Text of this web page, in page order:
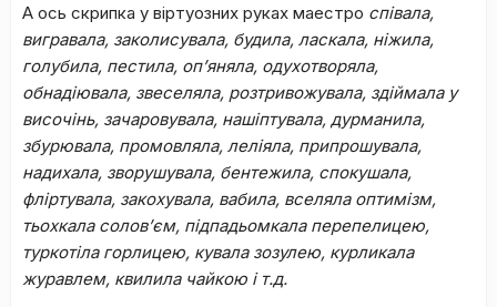
А ось скрипка у віртуозних руках маестро співала,
вигравала, заколисувала, будила, ласкала, ніжила,
голубила, пестила, оп’яняла, одухотворяла,
обнадіювала, звеселяла, розтривожувала, здіймала у
височінь, зачаровувала, нашіптувала, дурманила,
збурювала, промовляла, леліяла, припрошувала,
надихала, зворушувала, бентежила, спокушала,
фліртувала, закохувала, вабила, вселяла оптимізм,
тьохкала солов’єм, підпадьомкала перепелицею,
туркотіла горлицею, кувала зозулею, курликала
журавлем, квилила чайкою і т.д.